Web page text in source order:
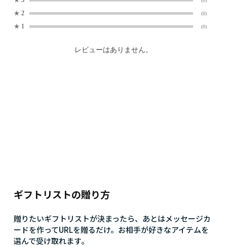
★ 2 (0)
★ 1 (0)
レビューはありません。
ギフトリストの贈り方
贈りたいギフトリストが決まったら、あとはメッセージカ
ードを作ってURLを贈るだけ。お相手が好きなアイテムを
選んで受け取れます。